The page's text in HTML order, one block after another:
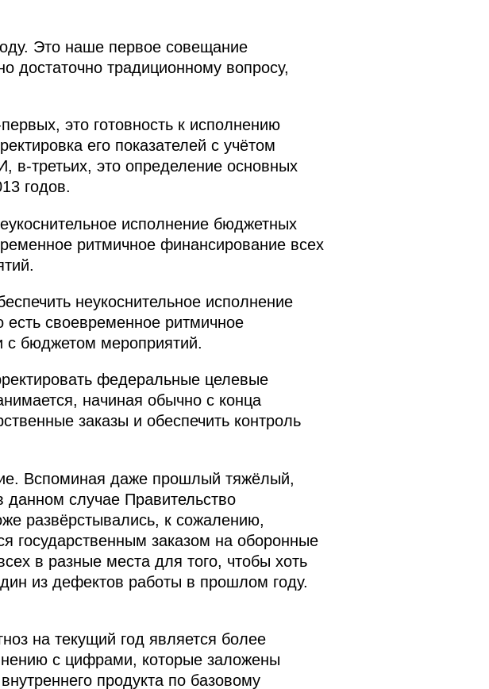
Это наше первое совещание
достаточно традиционному вопросу,
это готовность к исполнению
его показателей с учётом
в‑третьих, это определение основных
годов.
исполнение бюджетных
ритмичное финансирование всех
неукоснительное исполнение
есть своевременное ритмичное
с бюджетом мероприятий.
федеральные целевые
начиная обычно с конца
заказы и обеспечить контроль
Вспоминая даже прошлый тяжёлый,
данном случае Правительство
развёрстывались, к сожалению,
государственным заказом на оборонные
в разные места для того, чтобы хоть
из дефектов работы в прошлом году.
на текущий год является более
с цифрами, которые заложены
продукта по базовому